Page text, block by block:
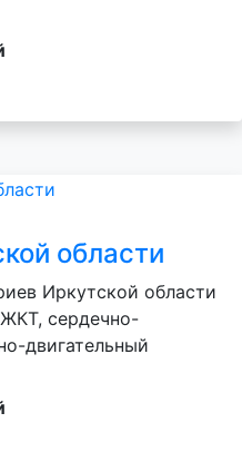
области
Иркутской области
сердечно-
двигательный